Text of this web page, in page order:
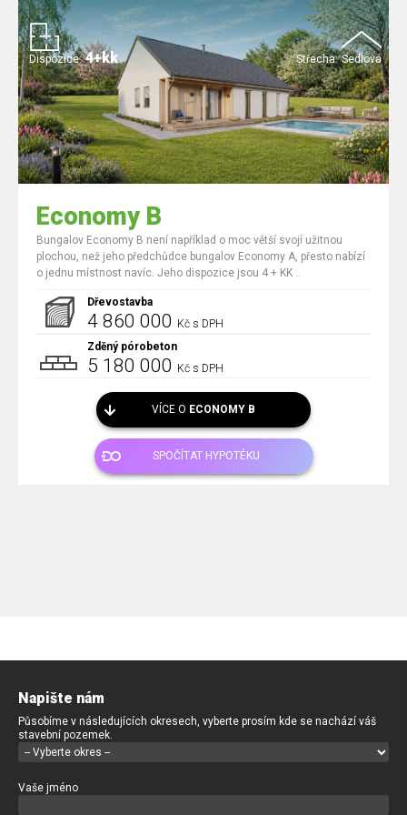
Střecha: Sedlová
Dispozice: 4+kk
Economy B
Bungalov Economy B není například o moc větší svojí užitnou
plochou, než jeho předchůdce bungalov Economy A, přesto nabízí
o jednu místnost navíc. Jeho dispozice jsou 4 + KK ..
Dřevostavba
4 860 000 Kč s DPH
Zděný pórobeton
5 180 000 Kč s DPH
VÍCE O ECONOMY B
SPOČÍTAT HYPOTÉKU
Napište nám
Působíme v následujících okresech, vyberte prosím kde se nachází váš
stavební pozemek.
Vaše jméno